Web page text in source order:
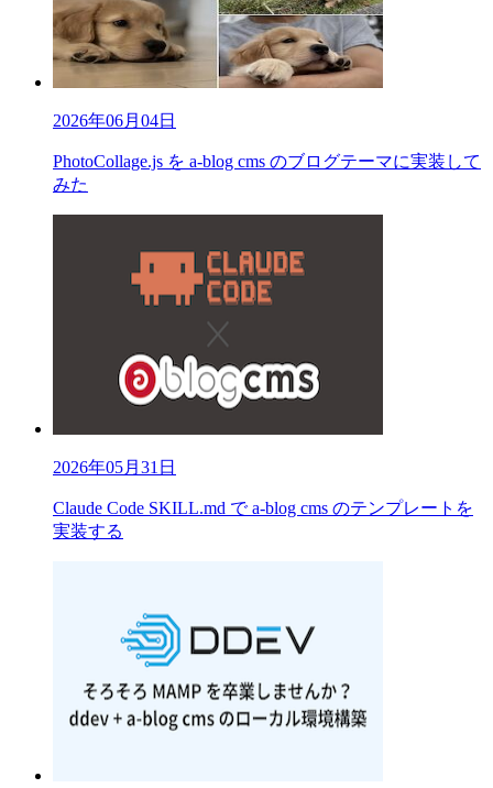
2026年06月04日
PhotoCollage.js を a-blog cms のブログテーマに実装して
みた
2026年05月31日
Claude Code SKILL.md で a-blog cms のテンプレートを
実装する